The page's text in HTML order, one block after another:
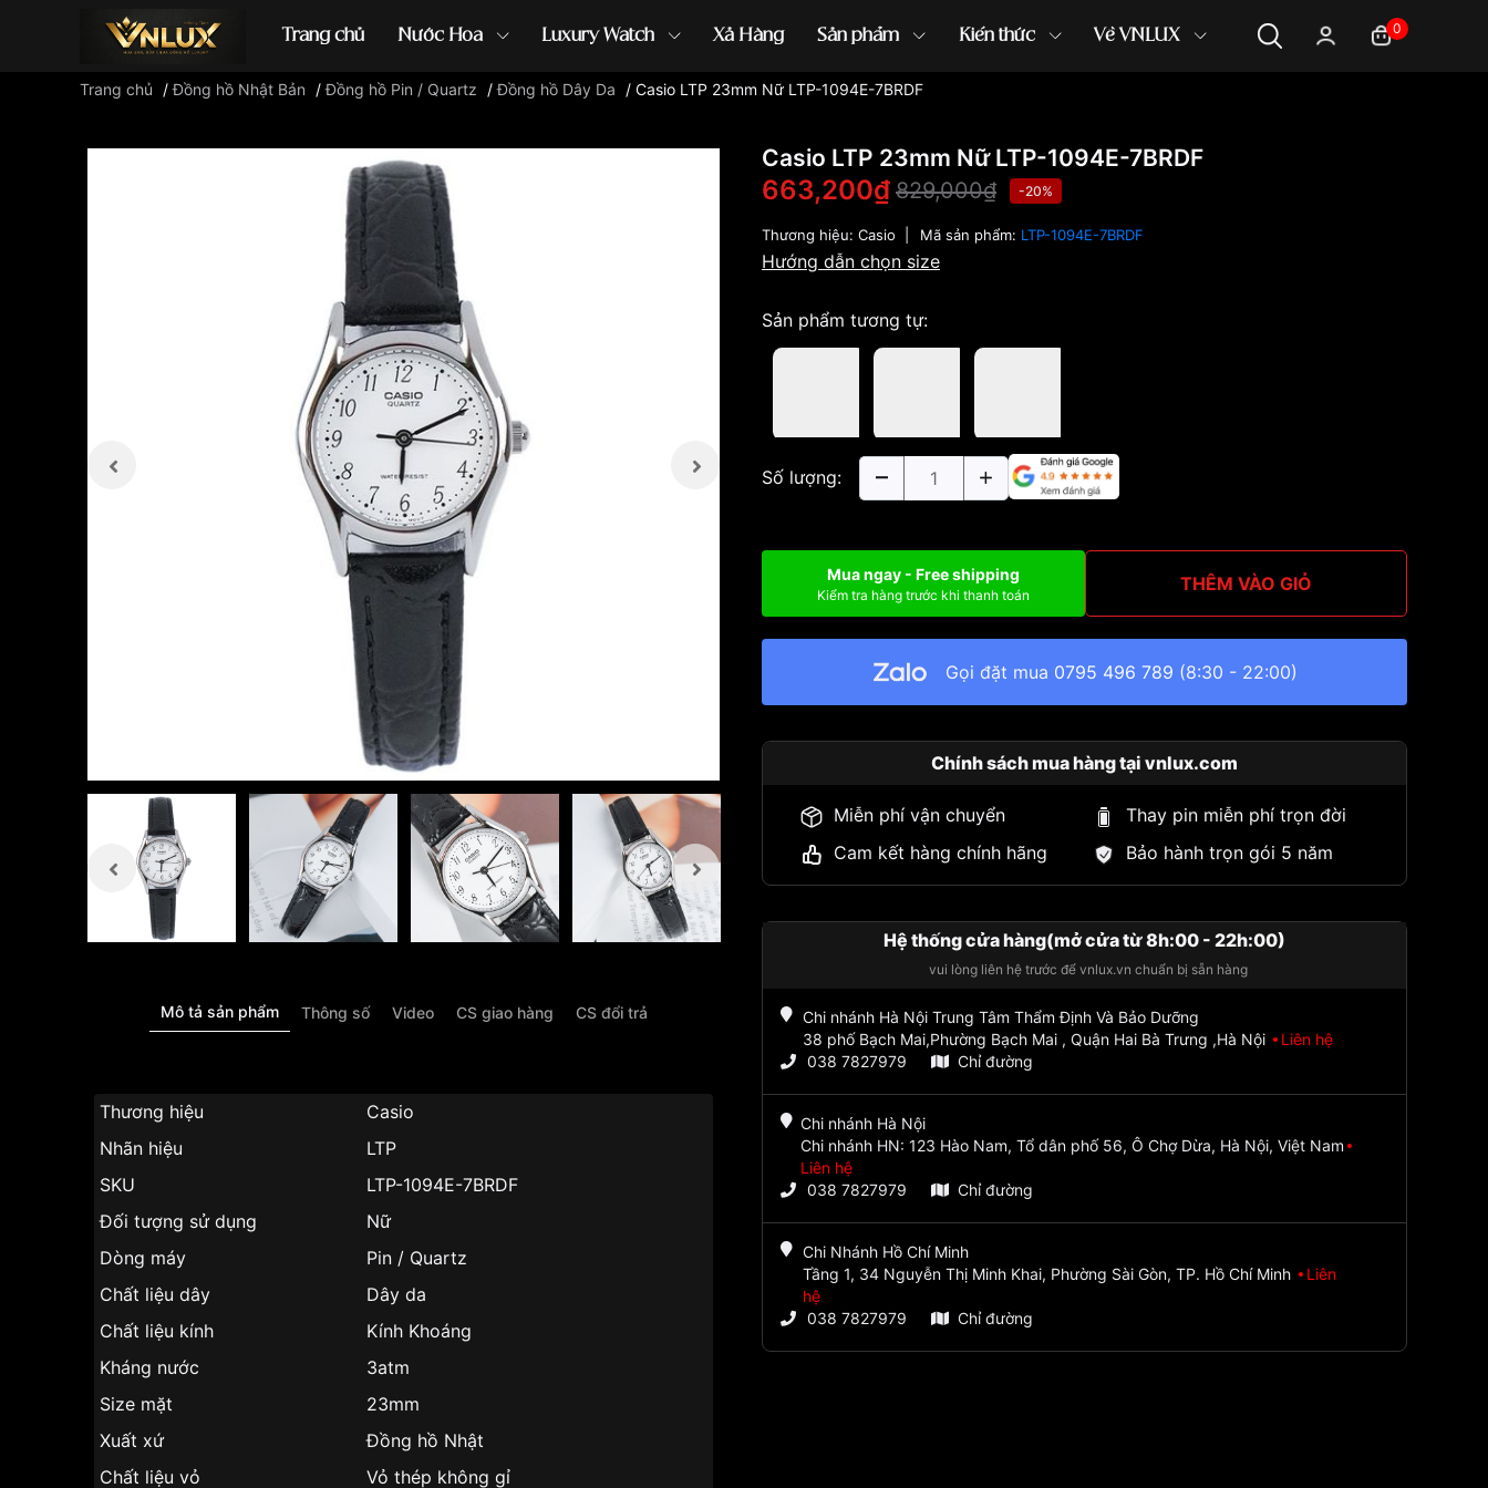
Trang chủ Nước Hoa Luxury Watch Xả Hàng Sản phẩm Kiến thức Về VNLUX 0
Đồng hồ casio đồng hồ G-Shock đồng hồ Orient ...
Trang chủ /Đồng hồ Nhật Bản /Đồng hồ Pin / Quartz /Đồng hồ Dây Da / Casio LTP 23mm Nữ LTP-1094E-7BRDF
Mô tả sản phẩm Thông số Video CS giao hàng CS đổi trả
Thương hiệu
Casio
Nhãn hiệu
LTP
SKU
LTP-1094E-7BRDF
Đối tượng sử dụng
Nữ
Dòng máy
Pin / Quartz
Chất liệu dây
Dây da
Chất liệu kính
Kính Khoáng
Kháng nước
3atm
Size mặt
23mm
Xuất xứ
Đồng hồ Nhật
Chất liệu vỏ
Vỏ thép không gỉ
Casio LTP 23mm Nữ LTP-1094E-7BRDF
663,200₫ 829,000₫ -20%
Thương hiệu: Casio Mã sản phẩm: LTP-1094E-7BRDF
Hướng dẫn chọn size
Sản phẩm tương tự:
Số lượng:
Mua ngay - Free shipping
Kiểm tra hàng trước khi thanh toán THÊM VÀO GIỎ
Gọi đặt mua 0795 496 789 (8:30 - 22:00)
Chính sách mua hàng tại vnlux.com
Miễn phí vận chuyển
Thay pin miễn phí trọn đời
Cam kết hàng chính hãng
Bảo hành trọn gói 5 năm
Hệ thống cửa hàng(mở cửa từ 8h:00 - 22h:00)
vui lòng liên hệ trước để vnlux.vn chuẩn bị sẵn hàng
Chi nhánh Hà Nội Trung Tâm Thẩm Định Và Bảo Dưỡng
38 phố Bạch Mai,Phường Bạch Mai , Quận Hai Bà Trưng ,Hà Nội
Liên hệ
038 7827979
Chỉ đường
Chi nhánh Hà Nội
Chi nhánh HN: 123 Hào Nam, Tổ dân phố 56, Ô Chợ Dừa, Hà Nội, Việt Nam
Liên hệ
038 7827979
Chỉ đường
Chi Nhánh Hồ Chí Minh
Tầng 1, 34 Nguyễn Thị Minh Khai, Phường Sài Gòn, TP. Hồ Chí Minh
Liên
hệ
038 7827979
Chỉ đường